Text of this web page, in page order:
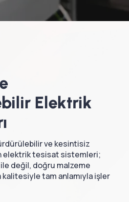
Elektrik
ve kesintisiz
elektrik tesisat sistemleri;
değil, doğru malzeme
tam anlamıyla işler